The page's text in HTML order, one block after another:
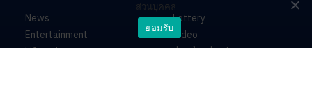
News
Entertainment
Lifestyle
Lottery
Video
ร่วมด้วยช่วยกัน
ส่วนบุคคล
ยอมรับ